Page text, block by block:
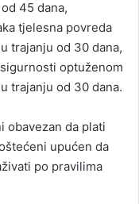
45 dana,
tjelesna povreda
trajanju od 30 dana,
optuženom
trajanju od 30 dana.
obavezan da plati
upućen da
po pravilima